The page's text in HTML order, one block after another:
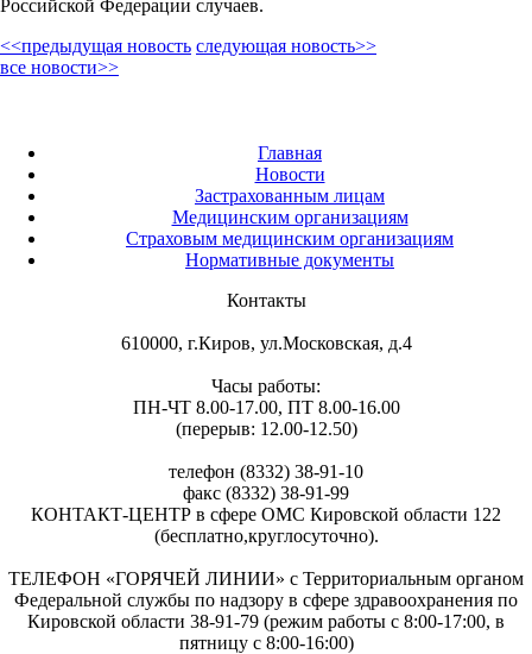
Российской Федерации случаев.
<<предыдущая новость следующая новость>>
все новости>>
Главная
Новости
Застрахованным лицам
Медицинским организациям
Страховым медицинским организациям
Нормативные документы
Контакты
610000, г.Киров, ул.Московская, д.4
Часы работы:
ПН-ЧТ 8.00-17.00, ПТ 8.00-16.00
(перерыв: 12.00-12.50)
телефон (8332) 38-91-10
факс (8332) 38-91-99
КОНТАКТ-ЦЕНТР в сфере ОМС Кировской области 122
(бесплатно,круглосуточно).
ТЕЛЕФОН «ГОРЯЧЕЙ ЛИНИИ» с Территориальным органом
Федеральной службы по надзору в сфере здравоохранения по
Кировской области 38-91-79 (режим работы с 8:00-17:00, в
пятницу с 8:00-16:00)